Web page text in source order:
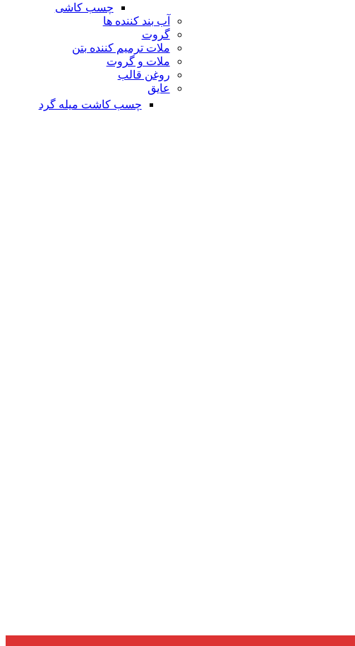
چسب کاشی
آب بند کننده ها
گروت
ملات ترمیم کننده بتن
ملات و گروت
روغن قالب
عایق
چسب کاشت میله گرد